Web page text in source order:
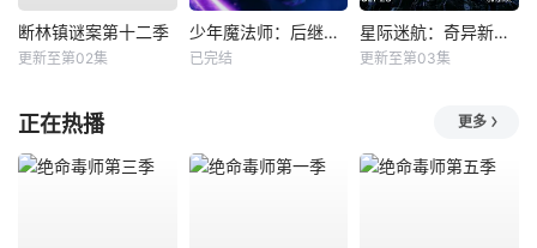
断林镇谜案第十二季
更新至第02集
少年魔法师：后继者第三季
已完结
星际迷航：奇异新世界第四季
更新至第03集
正在热播 更多